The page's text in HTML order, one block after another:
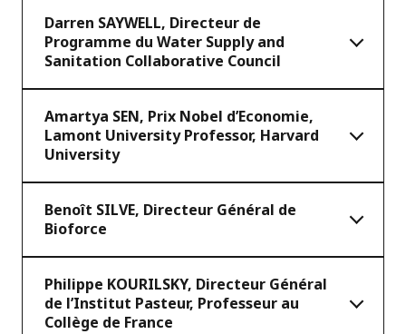
Darren SAYWELL, Directeur de
Programme du Water Supply and
Sanitation Collaborative Council
Amartya SEN, Prix Nobel d’Economie,
Lamont University Professor, Harvard
University
Benoît SILVE, Directeur Général de
Bioforce
Philippe KOURILSKY, Directeur Général
de l’Institut Pasteur, Professeur au
Collège de France